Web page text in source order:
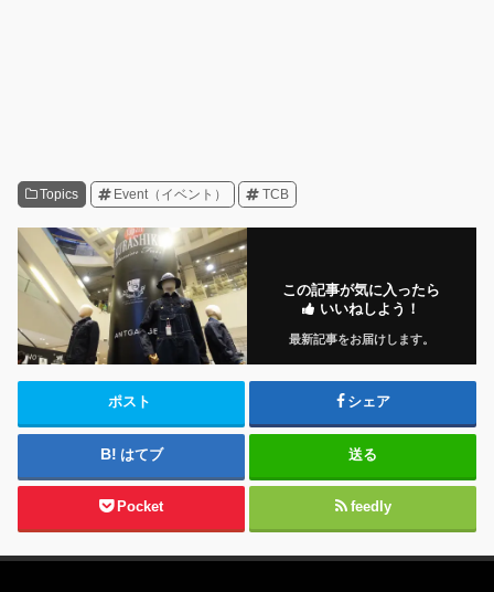
Topics Event（イベント） TCB
この記事が気に入ったら
いいねしよう！
最新記事をお届けします。
ポスト シェア
はてブ 送る
Pocket feedly